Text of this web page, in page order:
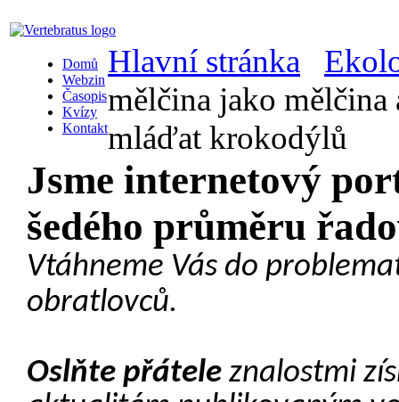
Domů
Webzin
Časopis
Kvízy
Kontakt
Hlavní stránka
mělčina jako mělčina
mláďat krokodýlů
Jsme internetový
šedého průměru
Vtáhneme Vás do
obratlovců.
Oslňte přátele znalostmi